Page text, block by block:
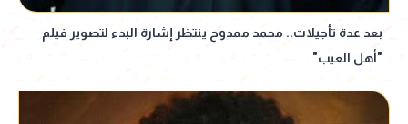
بعد عدة تأجيلات.. محمد ممدوح ينتظر إشارة البدء لتصوير فيلم
"أهل العيب"